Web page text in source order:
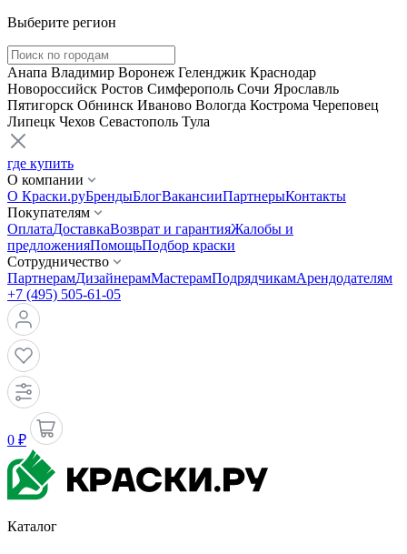
Выберите регион
Анапа Владимир Воронеж Геленджик Краснодар
Новороссийск Ростов Симферополь Сочи Ярославль
Пятигорск Обнинск Иваново Вологда Кострома Череповец
Липецк Чехов Севастополь Тула
где купить
О компании
О Краски.руБрендыБлогВакансииПартнерыКонтакты
Покупателям
ОплатаДоставкаВозврат и гарантияЖалобы и
предложенияПомощьПодбор краски
Сотрудничество
ПартнерамДизайнерамМастерамПодрядчикамАрендодателям
+7 (495) 505-61-05
0 ₽
Каталог